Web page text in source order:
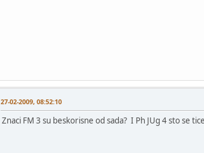
27-02-2009, 08:52:10
Znaci FM 3 su beskorisne od sada? I Ph JUg 4 sto se